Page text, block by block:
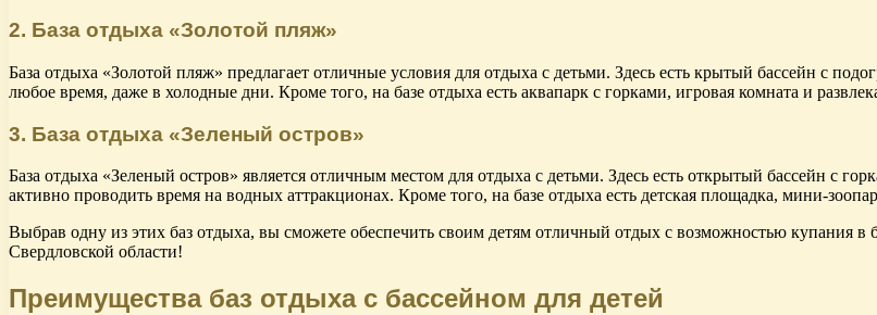
2. База отдыха «Золотой пляж»
База отдыха «Золотой пляж» предлагает отличные условия для отдыха с детьми. Здесь есть крытый бассейн с
любое время, даже в холодные дни. Кроме того, на базе отдыха есть аквапарк с горками, игровая комната и
3. База отдыха «Зеленый остров»
База отдыха «Зеленый остров» является отличным местом для отдыха с детьми. Здесь есть открытый бассейн с
активно проводить время на водных аттракционах. Кроме того, на базе отдыха есть детская площадка, мини-
Выбрав одну из этих баз отдыха, вы сможете обеспечить своим детям отличный отдых с возможностью купания в
Свердловской области!
Преимущества баз отдыха с бассейном для детей